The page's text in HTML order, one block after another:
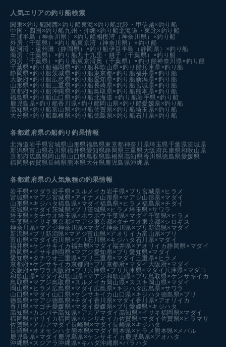
人気エリアの釣り船検索
関東×釣り船関西×釣り船 東海×釣り船北陸・甲信越×釣り船
中国・四国×釣り船 九州・沖縄×釣り船北海道・東北×釣り船
三浦半島（神奈川県）×釣り船相模湾（神奈川県）×釣り船
外房（千葉県）×釣り船東京湾（神奈川県）×釣り船
駿河湾・遠州灘（静岡県）×釣り船伊豆半島（静岡県）×釣り船
南房（千葉県）×釣り船九十九里・銚子（千葉県）×釣り船
内房（千葉県）×釣り船東京湾奥（千葉県）×釣り船神奈川県×釣り船
千葉県×釣り船福岡県×釣り船和歌山県×釣り船兵庫県×釣り船
静岡県×釣り船茨城県×釣り船 東京都×釣り船福井県×釣り船
大阪府×釣り船 広島県×釣り船愛知県×釣り船 新潟県×釣り船
山形県×釣り船 三重県×釣り船長崎県×釣り船宮城県×釣り船
京都府×釣り船沖縄県×釣り船鳥取県×釣り船 熊本県×釣り船
福島県×釣り船 山口県×釣り船北海道 ×釣り船岩手県×釣り船
鹿児島県×釣り船香川県×釣り船 岡山県×釣り船愛媛県×釣り船
高知県×釣り船富山県×釣り船佐賀県×釣り船埼玉県×釣り船
大分県×釣り船島根県×釣り船徳島県×釣り船石川県×釣り船
各都道府県の船釣り釣果情報
北海道岩手県宮城県山形県福島県東京都神奈川県埼玉県千葉県茨城県
新潟県富山県石川県福井県愛知県静岡県三重県大阪府兵庫県和歌山県
京都府広島県岡山県山口県鳥取県島根県高知県香川県徳島県愛媛県
福岡県佐賀県長崎県熊本県大分県鹿児島県沖縄県
各都道府県の人気魚種の釣果情報
岩手県×マダラ 岩手県×スルメイカ 岩手県×ブリ宮城県×ヒラメ
宮城県×マアジ宮城県×アイナメ 山形県×マアジ山形県×マダイ
山形県×キジハタ福島県×マダイ福島県×ヒラメ福島県×チダイ
茨城県×マダイ 茨城県×ブリ茨城県×ヒラメ埼玉県×サワラ
埼玉県×タチウオ埼玉県×ホウボウ 千葉県×マダイ 千葉県×ヒラメ
千葉県×イサキ 東京都×マアジ 東京都×タチウオ東京都×シロギス
神奈川県×マアジ神奈川県×マダイ 神奈川県×ブリ 新潟県×マダイ
新潟県×ブリ 新潟県×マアジ富山県×アオリイカ富山県×ブリ
富山県×マダイ 石川県×ブリ石川県×キジハタ 石川県×マダイ
福井県×ケンサキイカ 福井県×マダイ福井県×アオリイカ 静岡県×マダイ
静岡県×イサキ 静岡県×マアジ愛知県×ブリ愛知県×マダイ
愛知県×タチウオ三重県×ブリ 三重県×マダイ 三重県×ヒラメ
京都府×ケンサキイカ 京都府×ブリ 京都府×マダイ 大阪府×マダイ
大阪府×サワラ 大阪府×ブリ兵庫県×ブリ兵庫県×マダイ兵庫県×マダコ
和歌山県×マダイ和歌山県×マアジ和歌山県×ブリ 鳥取県×ケンサキイカ
鳥取県×マアジ鳥取県×スルメイカ 岡山県×スズキ 岡山県×マダイ
岡山県×ヒラメ 広島県×マダイ 広島県×キジハタ 広島県×サワラ
山口県×マダイ 山口県×ケンサキイカ 山口県×キジハタ 徳島県×ブリ
徳島県×マアジ徳島県×チダイ 香川県×マダイ 香川県×アオリイカ
香川県×マゴチ愛媛県×マダイ 愛媛県×ブリ愛媛県×キジハタ
高知県×カンパチ高知県×アカアマダイ 高知県×イサキ福岡県×マダイ
福岡県×ヤリイカ福岡県×ケンサキイカ 佐賀県×マダイ 佐賀県×ヒラマサ
佐賀県×アカアマダイ 長崎県×マダイ長崎県×キジハタ
長崎県×オオモンハタ 熊本県×マダイ 熊本県×ヒラメ 熊本県×メバル
鹿児島県×マダイ 鹿児島県×ケンサキイカ 鹿児島県×アオハタ
沖縄県×スジアラ沖縄県×キハダ沖縄県×バラハタ